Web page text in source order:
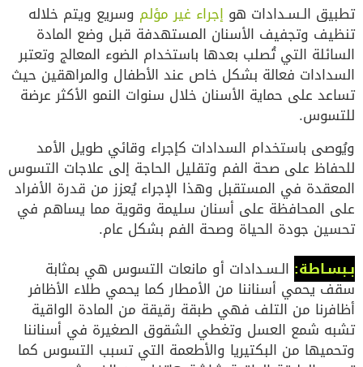
تطبيق الـسـدادات هو إجراء غير مؤلم وسريع ويتم خلاله
تنظيف وتجفيف الأسنان المستهدفة قبل وضع المادة
السائلة التي تُصلب بعدها باستخدام الضوء المعالج وتعتبر
السدادات فعالة بشكل خاص عند الأطفال والمراهقين حيث
تساعد على حماية الأسنان خلال سنوات النمو الأكثر عرضة
للتسوس.
ويُوصى باستخدام السدادات كإجراء وقائي طويل الأمد
للحفاظ على صحة الفم وتقليل الحاجة إلى علاجات التسوس
المعقدة في المستقبل وهذا الإجراء يُعزز من قدرة الأفراد
على المحافظة على أسنان سليمة وقوية مما يساهم في
تحسين جودة الحياة وصحة الفم بشكل عام.
بـبسـاطة: الـسـدادات أو مانعات التسوس هي بمثابة
سقف يحمي أسناننا من الأمطار كما يحمي طلاء الأظافر
أظافرنا من التلف فهي طبقة رقيقة من المادة الواقية
تشبه شمع العسل وتغطي الشقوق الصغيرة في أسناننا
وتحميها من البكتيريا والأطعمة التي تسبب التسوس كما